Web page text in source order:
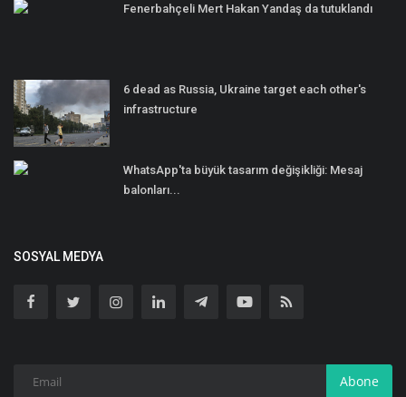
Fenerbahçeli Mert Hakan Yandaş da tutuklandı
6 dead as Russia, Ukraine target each other's
infrastructure
WhatsApp'ta büyük tasarım değişikliği: Mesaj
balonları...
SOSYAL MEDYA
Abone